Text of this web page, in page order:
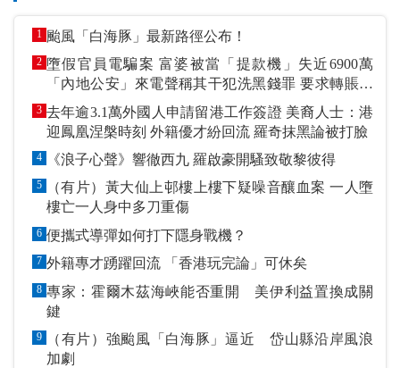
1 颱風「白海豚」最新路徑公布！
2 墮假官員電騙案 富婆被當「提款機」失近6900萬
「內地公安」來電聲稱其干犯洗黑錢罪 要求轉賬到
指定戶口作「保證金」
3 去年逾3.1萬外國人申請留港工作簽證 美裔人士：港
迎鳳凰涅槃時刻 外籍優才紛回流 羅奇抹黑論被打臉
4 《浪子心聲》響徹西九 羅啟豪開騷致敬黎彼得
5
（有片）黃大仙上邨樓上樓下疑噪音釀血案 一人墮
樓亡一人身中多刀重傷
6 便攜式導彈如何打下隱身戰機？
7 外籍專才踴躍回流 「香港玩完論」可休矣
8 專家：霍爾木茲海峽能否重開 美伊利益置換成關
鍵
9
（有片）強颱風「白海豚」逼近 岱山縣沿岸風浪
加劇